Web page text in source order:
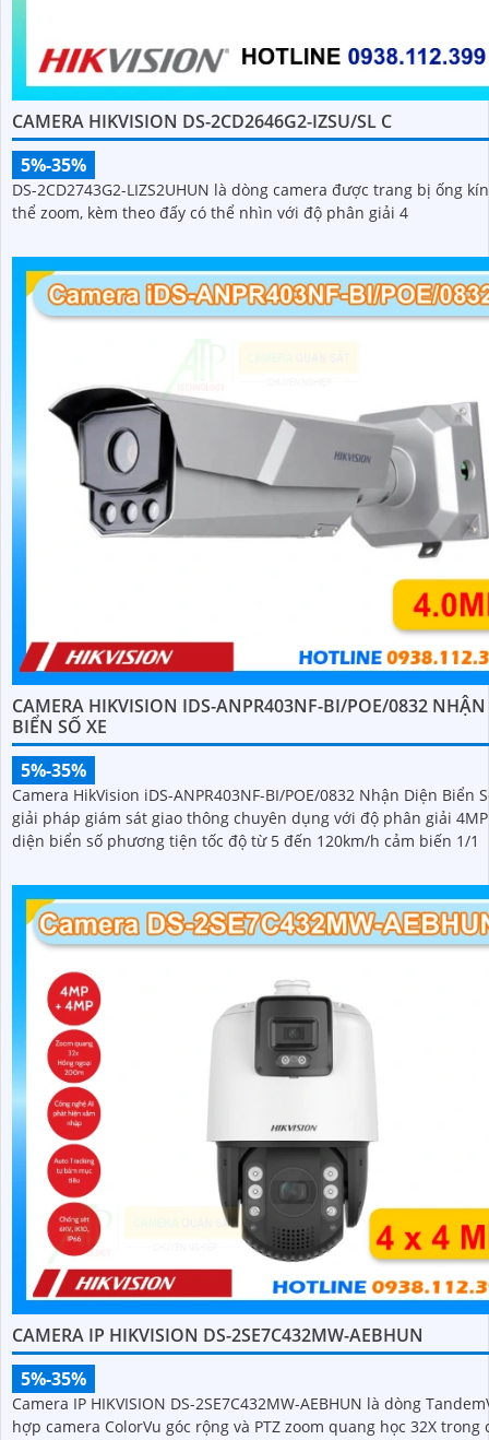
CAMERA HIKVISION DS-2CD2646G2-IZSU/SL C
5%-35%
DS-2CD2743G2-LIZS2UHUN là dòng camera được trang bị ống
thể zoom, kèm theo đấy có thể nhìn với độ phân giải 4
CAMERA HIKVISION IDS-ANPR403NF-BI/POE/0832
BIỂN SỐ XE
5%-35%
Camera HikVision iDS-ANPR403NF-BI/POE/0832 Nhận Diện Biển
giải pháp giám sát giao thông chuyên dụng với độ phân giải
diện biển số phương tiện tốc độ từ 5 đến 120km/h cảm biến 1/1
CAMERA IP HIKVISION DS-2SE7C432MW-AEBHUN
5%-35%
Camera IP HIKVISION DS-2SE7C432MW-AEBHUN là dòng
hợp camera ColorVu góc rộng và PTZ zoom quang học 32X trong